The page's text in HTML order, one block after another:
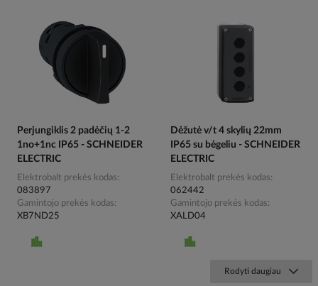
Perjungiklis 2 padėčių 1-2
1no+1nc IP65 - SCHNEIDER
ELECTRIC
Elektrobalt prekės kodas
083897
Gamintojo prekės kodas
XB7ND25
Dėžutė v/t 4 skylių 22mm
IP65 su bėgeliu - SCHNEIDER
ELECTRIC
Elektrobalt prekės kodas
062442
Gamintojo prekės kodas
XALD04
Rodyti daugiau